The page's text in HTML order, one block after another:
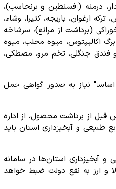
درمنه (افسنطین و برنجاسب)،
ارغوان، باریجه، کتیرا، وشاء،
(برداشت از مراتع)، سرشاخه
اکالیپتوس، میوه محلب، میوه
فندق جنگلی، تخم مرو، مصطکی،
نیاز به صدور گواهی حمل
از برداشت محصول، از اداره
طبیعی و آبخیزداری استان باید
آبخیزداری استان‌ها در سامانه
قانون اصلاح قانون مبارزه با قاچاق کالا و ارز به نفع دولت ضبط خواهد